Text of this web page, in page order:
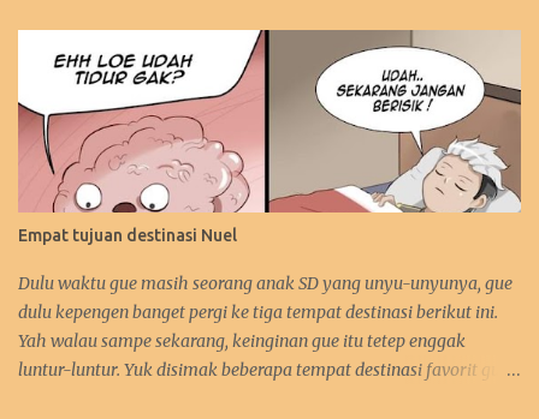
Empat tujuan destinasi Nuel
Dulu waktu gue masih seorang anak SD yang unyu-unyunya, gue
dulu kepengen banget pergi ke tiga tempat destinasi berikut ini.
Yah walau sampe sekarang, keinginan gue itu tetep enggak
luntur-luntur. Yuk disimak beberapa tempat destinasi favorit gue.